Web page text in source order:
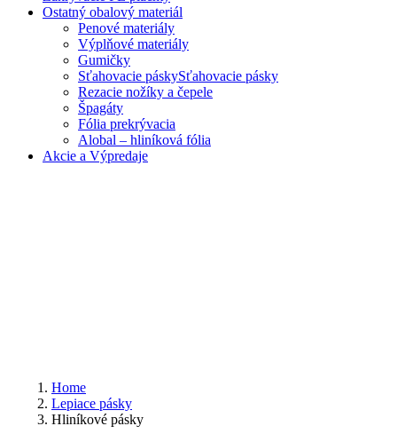
Ostatný obalový materiál
Penové materiály
Výplňové materiály
Gumičky
Sťahovacie páskySťahovacie pásky
Rezacie nožíky a čepele
Špagáty
Fólia prekrývacia
Alobal – hliníková fólia
Akcie a Výpredaje
Home
Lepiace pásky
Hliníkové pásky